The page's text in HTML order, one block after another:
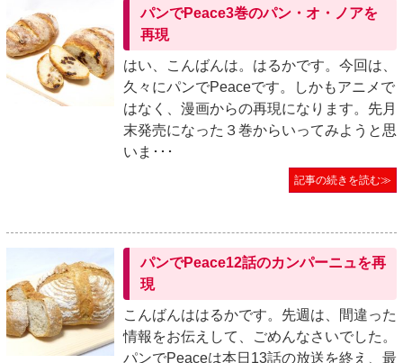
パンでPeace3巻のパン・オ・ノアを
再現
はい、こんばんは。はるかです。今回は、
久々にパンでPeaceです。しかもアニメで
はなく、漫画からの再現になります。先月
末発売になった３巻からいってみようと思
いま･･･
記事の続きを読む≫
パンでPeace12話のカンパーニュを再
現
こんばんははるかです。先週は、間違った
情報をお伝えして、ごめんなさいでした。
パンでPeaceは本日13話の放送を終え、最